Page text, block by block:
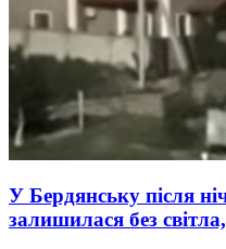
У Бердянську після
залишилася без